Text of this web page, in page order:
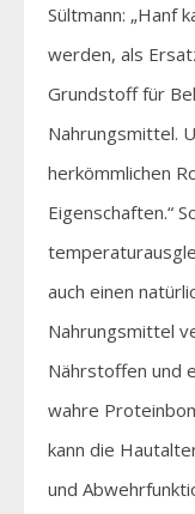
Sültmann: „Hanf
werden, als
Grundstoff für
Nahrungsmittel.
herkömmlichen
Eigenschaften.“
auch einen
Nahrungsmittel
Nährstoffen und
wahre
kann die
und